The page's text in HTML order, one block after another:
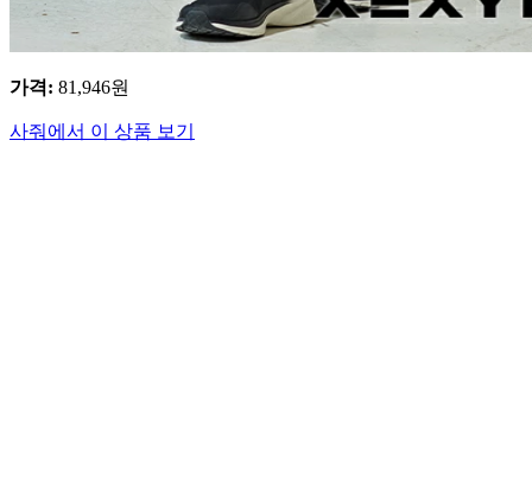
가격: 81,946원
사줘에서 이 상품 보기